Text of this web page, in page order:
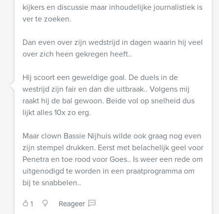
kijkers en discussie maar inhoudelijke journalistiek is
ver te zoeken.
Dan even over zijn wedstrijd in dagen waarin hij veel
over zich heen gekregen heeft..
Hij scoort een geweldige goal. De duels in de
westrijd zijn fair en dan die uitbraak.. Volgens mij
raakt hij de bal gewoon. Beide vol op snelheid dus
lijkt alles 10x zo erg.
Maar clown Bassie Nijhuis wilde ook graag nog even
zijn stempel drukken. Eerst met belachelijk geel voor
Penetra en toe rood voor Goes.. Is weer een rede om
uitgenodigd te worden in een praatprogramma om
bij te snabbelen..
1 Reageer